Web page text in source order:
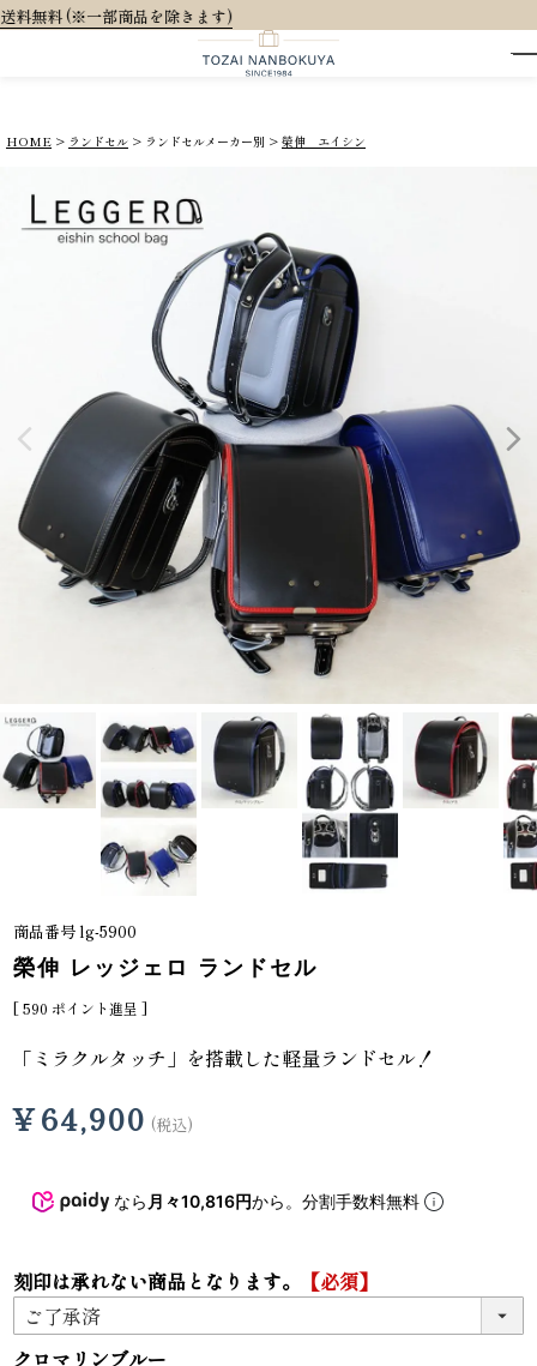
HOME ランドセル ランドセルメーカー別 榮伸 エイシン
商品番号 lg-5900
榮伸 レッジェロ ランドセル
[590 ポイント進呈 ]
「ミラクルタッチ」を搭載した軽量ランドセル！
¥64,900 税込
なら 月々10,816円から。分割手数料無料
刻印は承れない商品となります。 【必須】
クロマリンブルー